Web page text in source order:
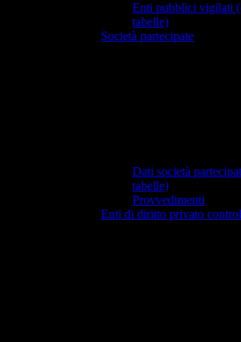
Enti pubblici vigilati
tabelle)
Società partecipate
Dati società
tabelle)
Provvedimenti
Enti di diritto privato